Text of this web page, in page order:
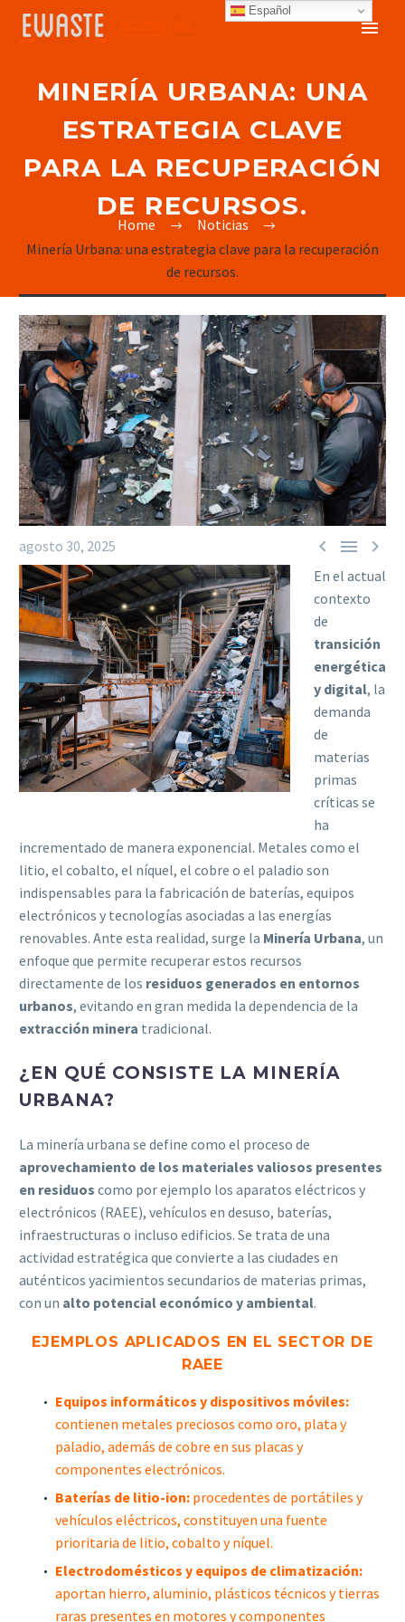
MINERÍA URBANA: UNA
ESTRATEGIA CLAVE
PARA LA RECUPERACIÓN
DE RECURSOS.
Home
Noticias
Minería Urbana: una estrategia clave para la recuperación
de recursos.
  
agosto 30, 2025
En el actual
contexto
de
transición
energética
y digital, la
demanda
de
materias
primas
críticas se
ha
incrementado de manera exponencial. Metales como el
litio, el cobalto, el níquel, el cobre o el paladio son
indispensables para la fabricación de baterías, equipos
electrónicos y tecnologías asociadas a las energías
renovables. Ante esta realidad, surge la Minería Urbana, un
enfoque que permite recuperar estos recursos
directamente de los residuos generados en entornos
urbanos, evitando en gran medida la dependencia de la
extracción minera tradicional.
¿EN QUÉ CONSISTE LA MINERÍA
URBANA?
La minería urbana se define como el proceso de
aprovechamiento de los materiales valiosos presentes
en residuos como por ejemplo los aparatos eléctricos y
electrónicos (RAEE), vehículos en desuso, baterías,
infraestructuras o incluso edificios. Se trata de una
actividad estratégica que convierte a las ciudades en
auténticos yacimientos secundarios de materias primas,
con un alto potencial económico y ambiental.
EJEMPLOS APLICADOS EN EL SECTOR DE
RAEE
Equipos informáticos y dispositivos móviles:
contienen metales preciosos como oro, plata y
paladio, además de cobre en sus placas y
componentes electrónicos.
Baterías de litio-ion: procedentes de portátiles y
vehículos eléctricos, constituyen una fuente
prioritaria de litio, cobalto y níquel.
Electrodomésticos y equipos de climatización:
aportan hierro, aluminio, plásticos técnicos y tierras
raras presentes en motores y componentes
Español